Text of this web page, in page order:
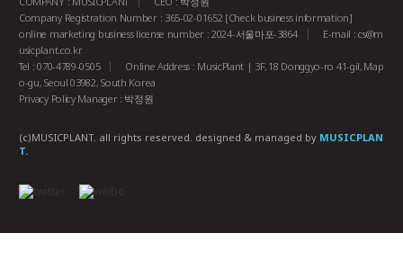
Company Registration Number : 365-02-01652 [Check business information]
online marketing business license number : 2024-서울마포-3864
E-mail :cs@m
usicplant.co.kr
Tel : 070-4789-0505
Online Address : MusicPlant | 3F, 18 Donggyo-ro 41-gil, Map
o-gu, Seoul 03982, South Korea
Privacy Policy Manager : 박정원
(c)MUSICPLANT. all rights reserved. designed & managed by MUSICPLAN
T.